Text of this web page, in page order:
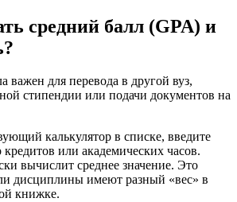
средний балл (GPA) и
важен для перевода в другой вуз,
стипендии или подачи документов на
калькулятор в списке, введите
или академических часов.
вычислит среднее значение. Это
дисциплины имеют разный «вес» в
книжке.